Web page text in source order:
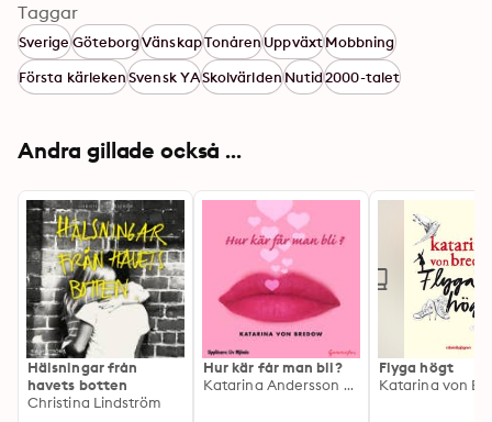
Taggar
SverigeGöteborgVänskapTonårenUppväxtMobbning
Första kärlekenSvensk YASkolvärldenNutid2000-talet
Andra gillade också ...
Hälsningar från
havets botten
Christina Lindström
Hur kär får man bli?
Katarina Andersson von Bredow
Flyga högt
Katarina von